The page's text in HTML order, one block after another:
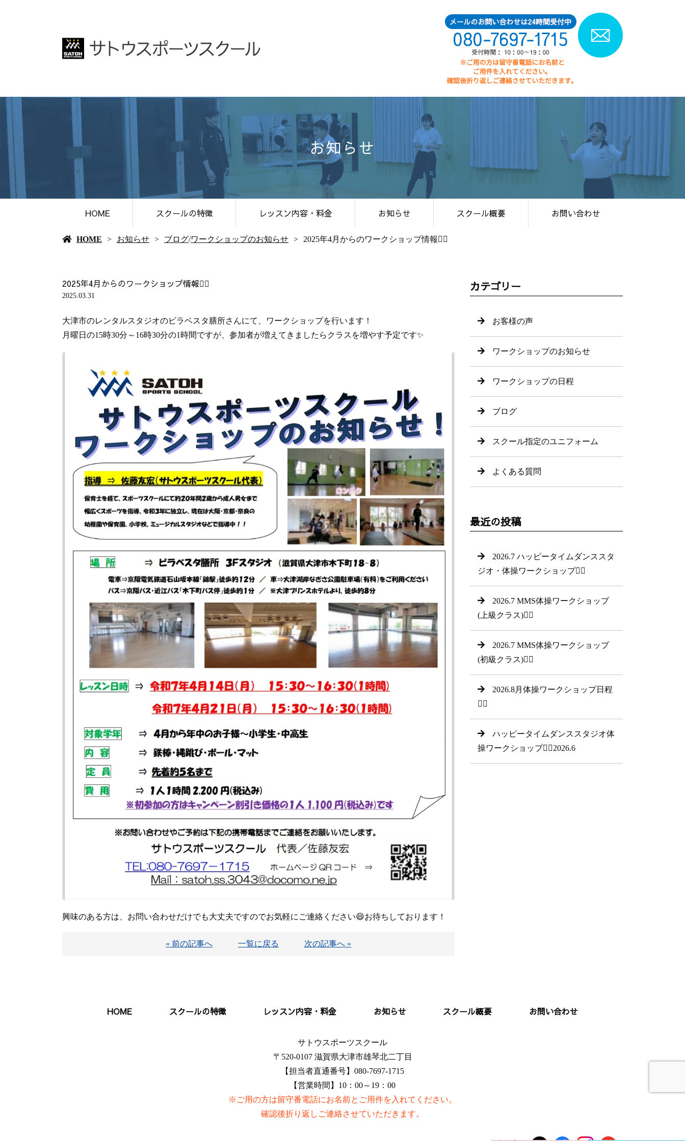
お知らせ
HOME スクールの特徴 レッスン内容・料金 お知らせ スクール概要 お問い合わせ
HOME お知らせ ブログ/ワークショップのお知らせ 2025年4月からのワークショップ情報🤸‍♂️
2025年4月からのワークショップ情報🤸‍♂️
2025.03.31
大津市のレンタルスタジオのビラベスタ膳所さんにて、ワークショップを行います！
月曜日の15時30分～16時30分の1時間ですが、参加者が増えてきましたらクラスを増やす予定です✨
興味のある方は、お問い合わせだけでも大丈夫ですのでお気軽にご連絡ください😄お待ちしております！
« 前の記事へ 一覧に戻る 次の記事へ »
カテゴリー
お客様の声
ワークショップのお知らせ
ワークショップの日程
ブログ
スクール指定のユニフォーム
よくある質問
最近の投稿
2026.7 ハッピータイムダンススタ
ジオ・体操ワークショップ🤸‍♂
2026.7 MMS体操ワークショップ
(上級クラス)🤸‍♀
2026.7 MMS体操ワークショップ
(初級クラス)🤸‍♂
2026.8月体操ワークショップ日程
🤸‍♂
ハッピータイムダンススタジオ体
操ワークショップ🤸‍♂2026.6
HOME スクールの特徴 レッスン内容・料金 お知らせ スクール概要 お問い合わせ
サトウスポーツスクール
〒520-0107 滋賀県大津市雄琴北二丁目
【担当者直通番号】080-7697-1715
【営業時間】10：00～19：00
※ご用の方は留守番電話にお名前とご用件を入れてください。
確認後折り返しご連絡させていただきます。